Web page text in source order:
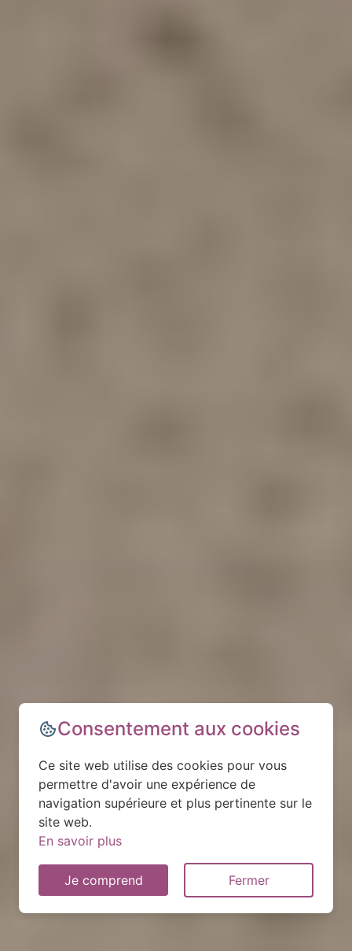
Consentement aux cookies
Ce site web utilise des cookies pour vous
permettre d'avoir une expérience de
navigation supérieure et plus pertinente sur le
site web.
En savoir plus
Je comprend Fermer